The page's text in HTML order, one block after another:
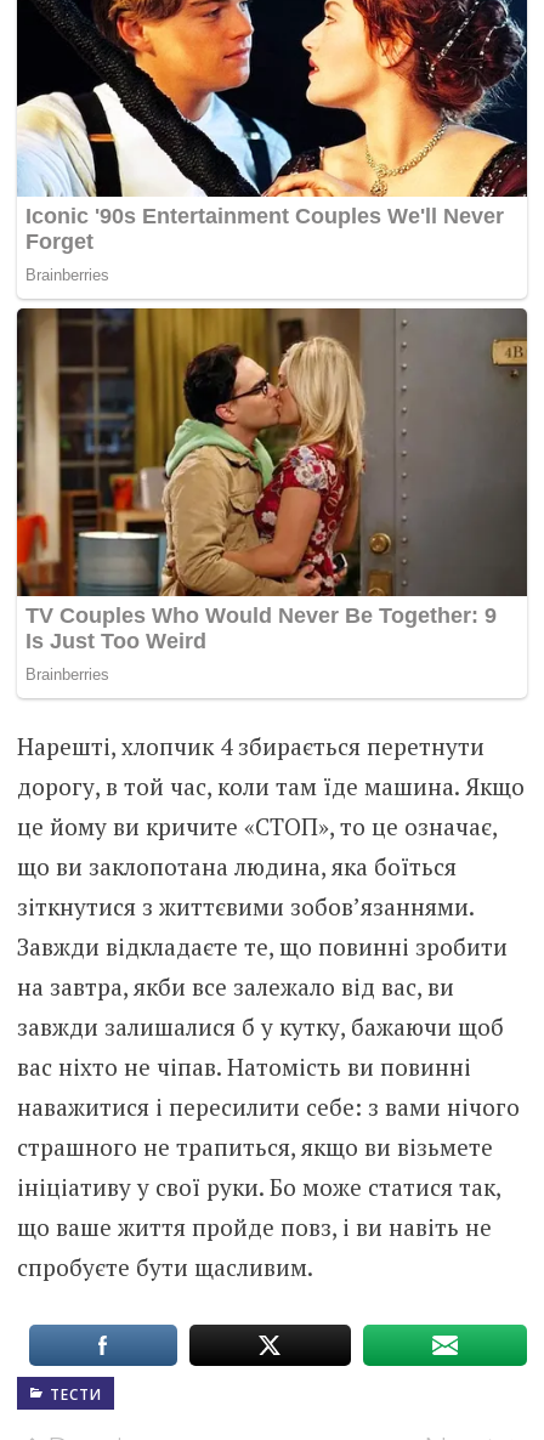
Нарешті, хлопчик 4 збирається перетнути
дорогу, в той час, коли там їде машина. Якщо
це йому ви кричите «СТОП», то це означає,
що ви заклопотана людина, яка боїться
зіткнутися з життєвими зобов’язаннями.
Завжди відкладаєте те, що повинні зробити
на завтра, якби все залежало від вас, ви
завжди залишалися б у кутку, бажаючи щоб
вас ніхто не чіпав. Натомість ви повинні
наважитися і пересилити себе: з вами нічого
страшного не трапиться, якщо ви візьмете
ініціативу у свої руки. Бо може статися так,
що ваше життя пройде повз, і ви навіть не
спробуєте бути щасливим.
ТЕСТИ